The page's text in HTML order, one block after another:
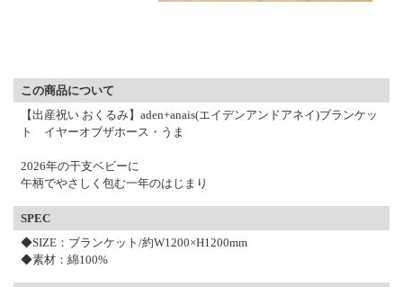
この商品について
【出産祝い おくるみ】aden+anais(エイデンアンドアネイ)ブランケッ
ト イヤーオブザホース・うま
2026年の干支ベビーに
午柄でやさしく包む一年のはじまり
SPEC
◆SIZE：ブランケット/約W1200×H1200mm
◆素材：綿100%